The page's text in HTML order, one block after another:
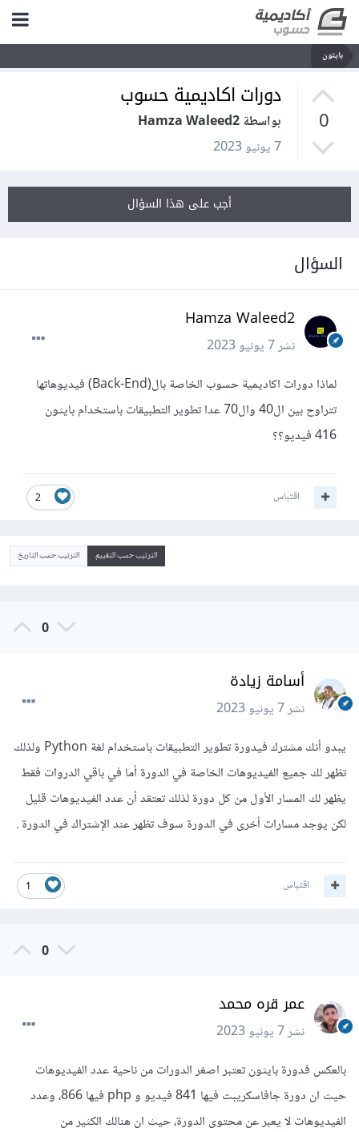
بايثون
0
دورات اكاديمية حسوب
بواسطة Hamza Waleed2
7 يونيو 2023
أجب على هذا السؤال
السؤال
Hamza Waleed2
نشر7 يونيو 2023
لماذا دورات اكاديمية حسوب الخاصة بال(Back-End) فيديوهاتها
تتراوح بين ال40 وال70 عدا تطوير التطبيقات باستخدام بايثون
416 فيديو؟؟
2 اقتباس
الترتيب حسب التقييم الترتيب حسب التاريخ
0
أسامة زيادة
نشر7 يونيو 2023
يبدو أنك مشترك فيدورة تطوير التطبيقات باستخدام لغة Python ولذلك
تظهر لك جميع الفيديوهات الخاصة في الدورة أما في باقي الدروات فقط
يظهر لك المسار الأول من كل دورة لذلك تعتقد أن عدد الفيديوهات قليل
لكن يوجد مسارات أخرى في الدورة سوف تظهر عند الإشتراك في الدورة .
1 اقتباس
0
عمر قره محمد
نشر7 يونيو 2023
بالعكس فدورة بايثون تعتبر اصغر الدورات من ناحية عدد الفيديوهات
حيث ان دورة جافاسكريبت فيها 841 فيديو و php فيها 866، وعدد
الفيديوهات لا يعبر عن محتوى الدورة، حيث ان هنالك الكثير من